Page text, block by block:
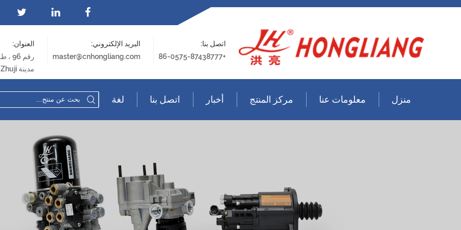
اتصل بنا:
+86-0575-87438777
البريد الإلكتروني:
master@cnhongliang.com
العنوان:
رقم 96 ، طريق Xingye ، Fengqiao Industrial Park ،
مدينة Zhuji ، مدينة Shaoxing ، مقاطعة Zhejiang
منزل معلومات عنا مركز المنتج أخبار اتصل بنا لغة